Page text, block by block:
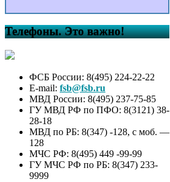
Телефоны. Это важно!
ФСБ России: 8(495) 224-22-22
E-mail: fsb@fsb.ru
МВД России: 8(495) 237-75-85
ГУ МВД РФ по ПФО: 8(3121) 38-
28-18
МВД по РБ: 8(347) -128, с моб. —
128
МЧС РФ: 8(495) 449 -99-99
ГУ МЧС РФ по РБ: 8(347) 233-
9999